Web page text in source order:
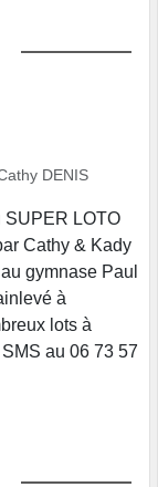
DENIS
SUPER LOTO
Cathy & Kady
gymnase Paul
à
lots à
au 06 73 57